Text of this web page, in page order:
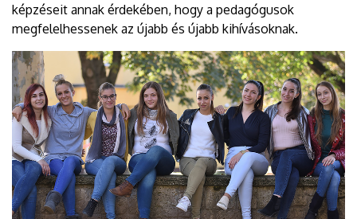
képzéseit annak érdekében, hogy a pedagógusok
megfelelhessenek az újabb és újabb kihívásoknak.